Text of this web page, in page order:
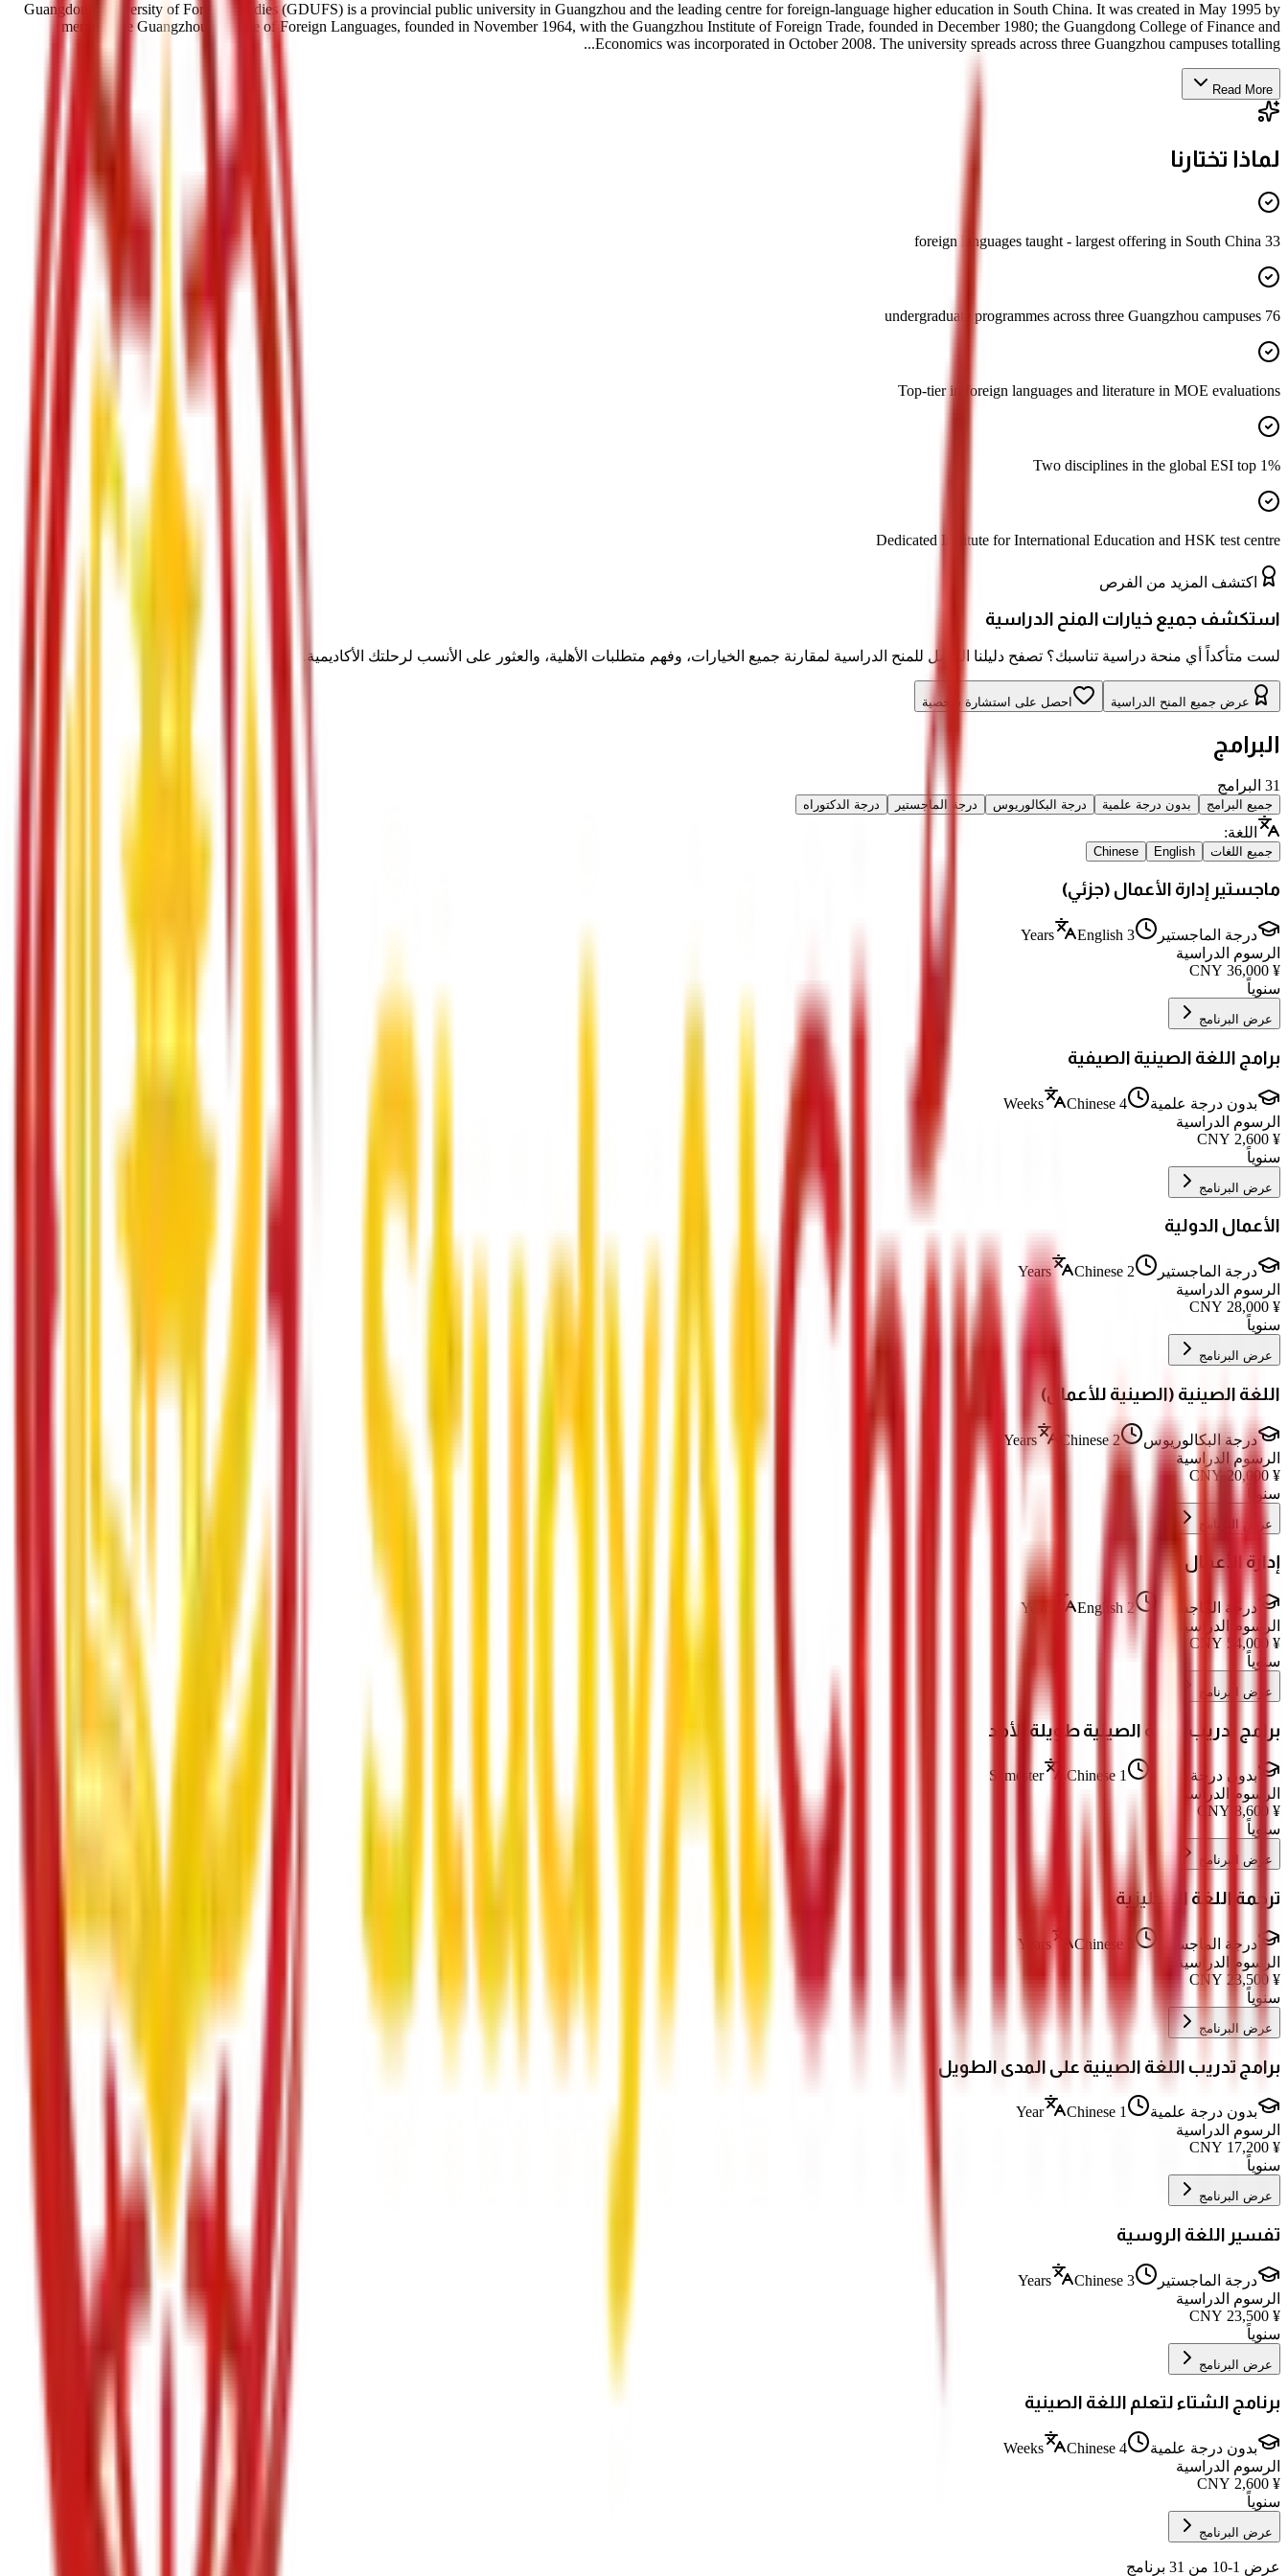
Guangdong University of Foreign Studies (GDUFS) is a provincial public university in Guangzhou and the leading centre for foreign-language higher education in South China. It was created in May 1995 by
merging the Guangzhou Institute of Foreign Languages, founded in November 1964, with the Guangzhou Institute of Foreign Trade, founded in December 1980; the Guangdong College of Finance and
Economics was incorporated in October 2008. The university spreads across three Guangzhou campuses totalling...
Read More
لماذا تختارنا
33 foreign languages taught - largest offering in South China
76 undergraduate programmes across three Guangzhou campuses
Top-tier in foreign languages and literature in MOE evaluations
Two disciplines in the global ESI top 1%
Dedicated Institute for International Education and HSK test centre
اكتشف المزيد من الفرص
استكشف جميع خيارات المنح الدراسية
لست متأكداً أي منحة دراسية تناسبك؟ تصفح دليلنا الكامل للمنح الدراسية لمقارنة جميع الخيارات، وفهم متطلبات الأهلية، والعثور على الأنسب لرحلتك الأكاديمية.
عرض جميع المنح الدراسية احصل على استشارة شخصية
البرامج
31 البرامج
جميع البرامج بدون درجة علمية درجة البكالوريوس درجة الماجستير درجة الدكتوراه
اللغة:
جميع اللغات English
Chinese
ماجستير إدارة الأعمال (جزئي)
درجة الماجستير 3 Years
English
الرسوم الدراسية
¥
36,000
سنوياً
عرض البرنامج
برامج اللغة الصينية الصيفية
بدون درجة علمية 4 Weeks
Chinese
الرسوم الدراسية
¥
2,600
سنوياً
عرض البرنامج
الأعمال الدولية
درجة الماجستير 2 Years
Chinese
الرسوم الدراسية
¥
28,000
سنوياً
عرض البرنامج
اللغة الصينية (الصينية للأعمال)
درجة البكالوريوس 2 Years
Chinese
الرسوم الدراسية
¥
20,000
CNY
سنوياً
عرض البرنامج
إدارة الأعمال
درجة الماجستير 2 Years
English
الرسوم الدراسية
¥
54,000
سنوياً
عرض البرنامج
برامج تدريب اللغة الصينية طويلة الأمد
بدون درجة علمية 1 Semester
Chinese
الرسوم الدراسية
¥
8,600
سنوياً
عرض البرنامج
ترجمة اللغة الإنجليزية
درجة الماجستير
Chinese
الرسوم الدراسية
¥
23,500
سنوياً
عرض البرنامج
برامج تدريب اللغة الصينية على المدى الطويل
بدون درجة علمية 1 Year
Chinese
الرسوم الدراسية
¥
17,200
سنوياً
عرض البرنامج
تفسير اللغة الروسية
درجة الماجستير 3 Years
Chinese
الرسوم الدراسية
¥
23,500
سنوياً
عرض البرنامج
برنامج الشتاء لتعلم اللغة الصينية
بدون درجة علمية 4 Weeks
Chinese
الرسوم الدراسية
¥
2,600
سنوياً
عرض البرنامج
عرض 1-10 من 31 برنامج